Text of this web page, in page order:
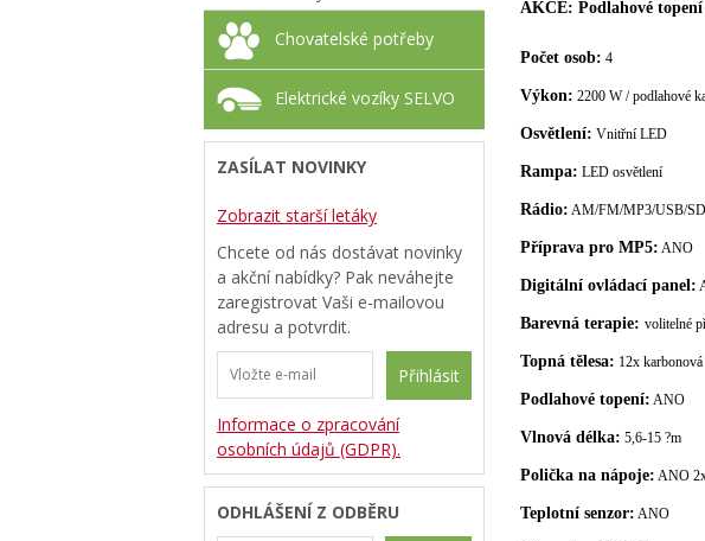
AKCE: Podlahové
Počet osob: 4
Výkon: 2200 W / podlahové
Osvětlení: Vnitřní LED
Rampa: LED osvětlení
Rádio: AM/FM/MP3/USB/
Příprava pro MP5: ANO
Digitální ovládací panel:
Barevná terapie: volitelné
Topná tělesa: 12x karbonová
Podlahové topení: ANO
Vlnová délka: 5,6-15 ?m
Polička na nápoje: ANO
Teplotní senzor: ANO
Chovatelské potřeby
Elektrické vozíky SELVO
ZASÍLAT NOVINKY
Zobrazit starší letáky
Chcete od nás dostávat novinky
a akční nabídky? Pak neváhejte
zaregistrovat Vaši e-mailovou
adresu a potvrdit.
Přihlásit
Informace o zpracování
osobních údajů (GDPR).
ODHLÁŠENÍ Z ODBĚRU